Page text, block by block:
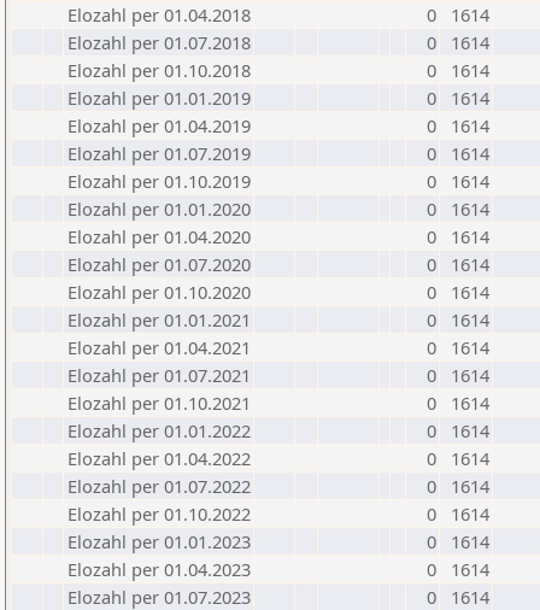
Elozahl per 01.04.2018
0
1614
Elozahl per 01.07.2018
0
1614
Elozahl per 01.10.2018
0
1614
Elozahl per 01.01.2019
0
1614
Elozahl per 01.04.2019
0
1614
Elozahl per 01.07.2019
0
1614
Elozahl per 01.10.2019
0
1614
Elozahl per 01.01.2020
0
1614
Elozahl per 01.04.2020
0
1614
Elozahl per 01.07.2020
0
1614
Elozahl per 01.10.2020
0
1614
Elozahl per 01.01.2021
0
1614
Elozahl per 01.04.2021
0
1614
Elozahl per 01.07.2021
0
1614
Elozahl per 01.10.2021
0
1614
Elozahl per 01.01.2022
0
1614
Elozahl per 01.04.2022
0
1614
Elozahl per 01.07.2022
0
1614
Elozahl per 01.10.2022
0
1614
Elozahl per 01.01.2023
0
1614
Elozahl per 01.04.2023
0
1614
Elozahl per 01.07.2023
0
1614